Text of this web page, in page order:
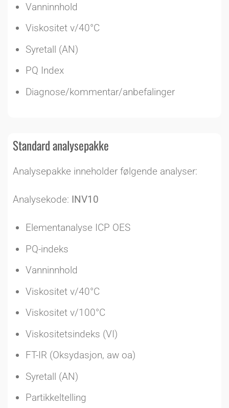
Vanninnhold
Viskositet v/40°C
Syretall (AN)
PQ Index
Diagnose/kommentar/anbefalinger
Standard analysepakke
Analysepakke inneholder følgende analyser:
Analysekode: INV10
Elementanalyse ICP OES
PQ-indeks
Vanninnhold
Viskositet v/40°C
Viskositet v/100°C
Viskositetsindeks (VI)
FT-IR (Oksydasjon, aw oa)
Syretall (AN)
Partikkeltelling